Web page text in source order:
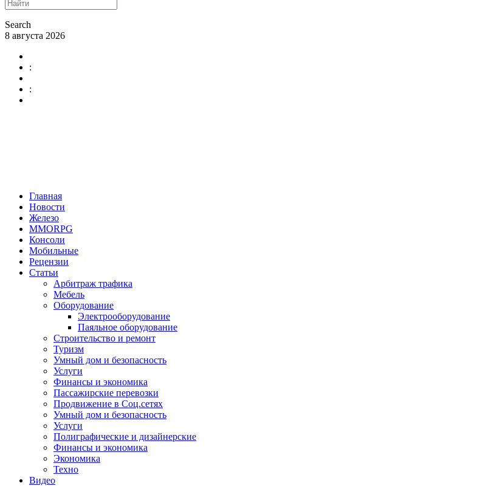
Search
8 августа 2026
:
:
Главная
Новости
Железо
MMORPG
Консоли
Мобильные
Рецензии
Статьи
Арбитраж трафика
Мебель
Оборудование
Электрооборудование
Паяльное оборудование
Строительство и ремонт
Туризм
Умный дом и безопасность
Услуги
Финансы и экономика
Пассажирские перевозки
Продвижение в Соц.сетях
Умный дом и безопасность
Услуги
Полиграфические и дизайнерские
Финансы и экономика
Экономика
Техно
Видео